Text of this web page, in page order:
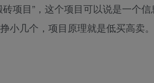
项目”，这个项目可以说是一个
小几个，项目原理就是低买高卖。